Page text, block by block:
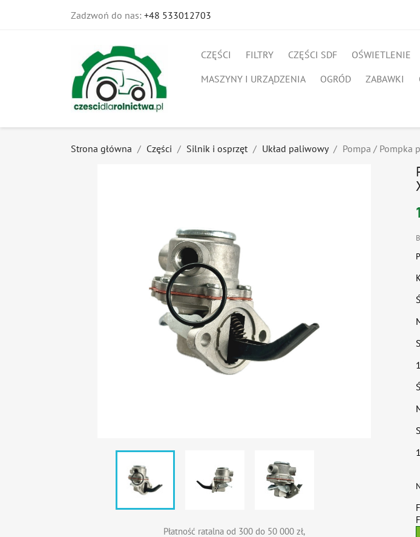
Zadzwoń do nas: +48 533012703
CZĘŚCI FILTRY CZĘŚCI SDF OŚWIETLENIE
MASZYNY I URZĄDZENIA
OGRÓD ZABAWKI
Strona główna Części Silnik i osprzęt Układ paliwowy Pompa / Pompka
Płatność ratalna od 300 do 50 000 zł,